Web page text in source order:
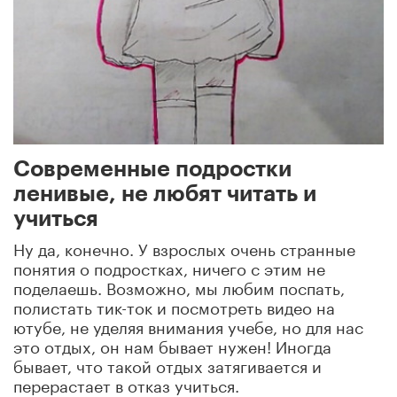
Современные подростки
ленивые, не любят читать и
учиться
Ну да, конечно. У взрослых очень странные
понятия о подростках, ничего с этим не
поделаешь. Возможно, мы любим поспать,
полистать тик-ток и посмотреть видео на
ютубе, не уделяя внимания учебе, но для нас
это отдых, он нам бывает нужен! Иногда
бывает, что такой отдых затягивается и
перерастает в отказ учиться.